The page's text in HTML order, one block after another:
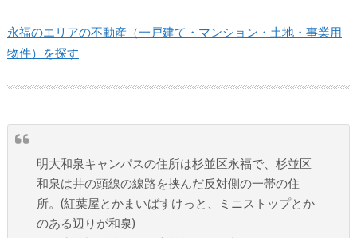
永福のエリアの不動産（一戸建て・マンション・土地・事業用
物件）を探す
明大和泉キャンパスの住所は杉並区永福で、杉並区
和泉は井の頭線の線路を挟んだ反対側の一帯の住
所。(紅葉屋とかまいばすけっと、ミニストップとか
のある辺りが和泉)